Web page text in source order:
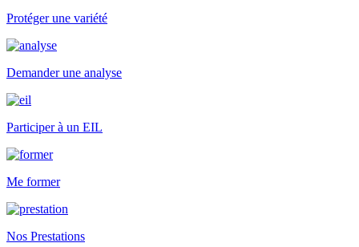
Protéger une variété
Demander une analyse
Participer à un EIL
Me former
Nos Prestations